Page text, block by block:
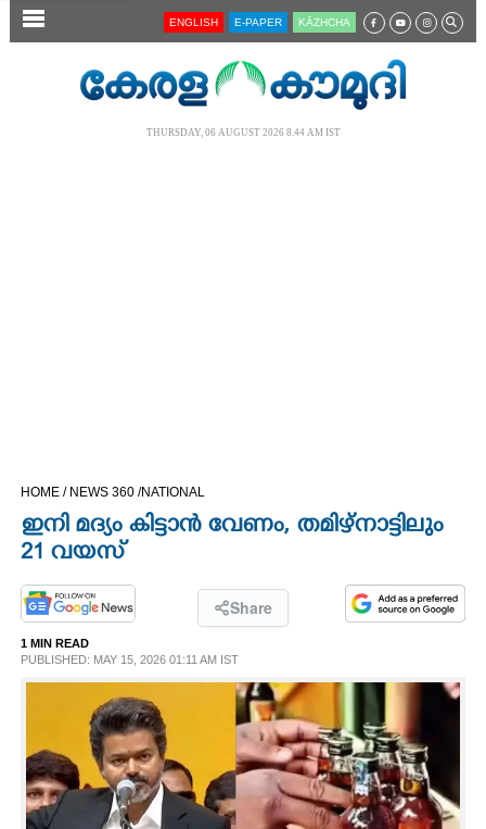
SECTIONS
SPIRITUAL
INFO+
ENGLISH E-PAPER KĀZHCHA
THURSDAY, 06 AUGUST 2026 8.44 AM IST
HOME / NEWS 360 /NATIONAL
ഇനി മദ്യം കിട്ടാൻ വേണം,​ തമിഴ്നാട്ടിലും
21 വയസ്
Share
1 MIN READ
PUBLISHED: MAY 15, 2026 01:11 AM IST